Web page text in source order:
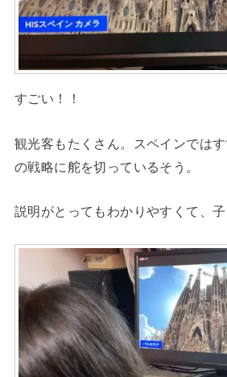
すごい！！
観光客もたくさん。スペインでは
の戦略に舵を切っているそう。
説明がとってもわかりやすくて、子